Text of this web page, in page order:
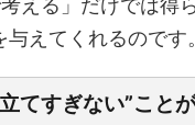
える」だけでは得
与えてくれるのです。
てすぎない”こと